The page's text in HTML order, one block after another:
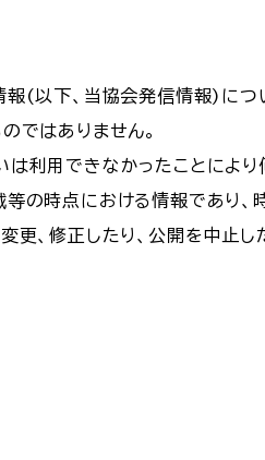
(以下、当協会発信情報)につ
ではありません。
利用できなかったことによ
の時点における情報であり
更、修正したり、公開を中止し